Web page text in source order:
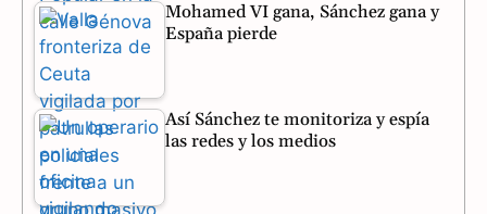
k
m
p
Mohamed VI gana, Sánchez gana y
España pierde
Así Sánchez te monitoriza y espía
las redes y los medios